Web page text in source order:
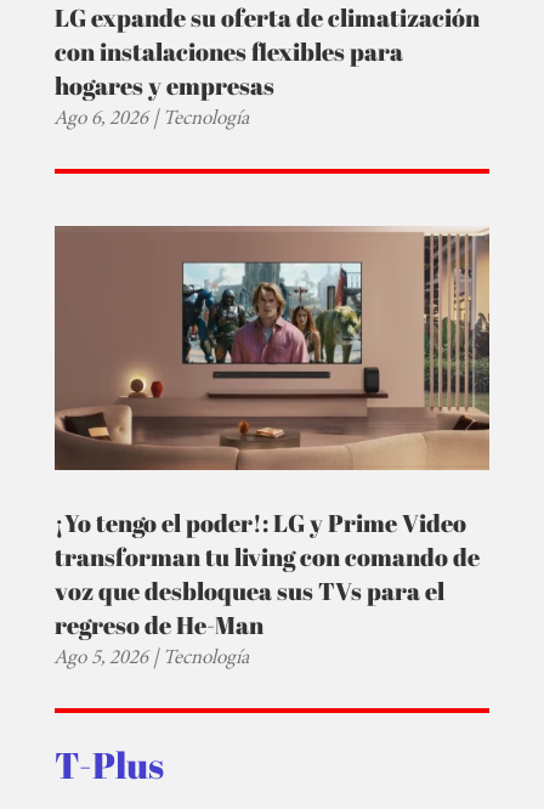
LG expande su oferta de climatización
con instalaciones flexibles para
hogares y empresas
Ago 6, 2026|Tecnología
¡Yo tengo el poder!: LG y Prime Video
transforman tu living con comando de
voz que desbloquea sus TVs para el
regreso de He-Man
Ago 5, 2026|Tecnología
T-Plus